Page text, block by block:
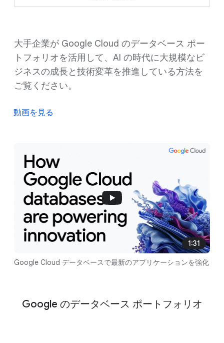
1:31
Google Cloud データベースで最新のアプリケーションを強化
大手企業が Google Cloud のデータベース ポー
トフォリオを活用して、AI の時代に大規模なビ
ジネスの成長と技術変革を推進している方法を
ご覧ください。
動画を見る
Google のデータベース ポートフォリオ